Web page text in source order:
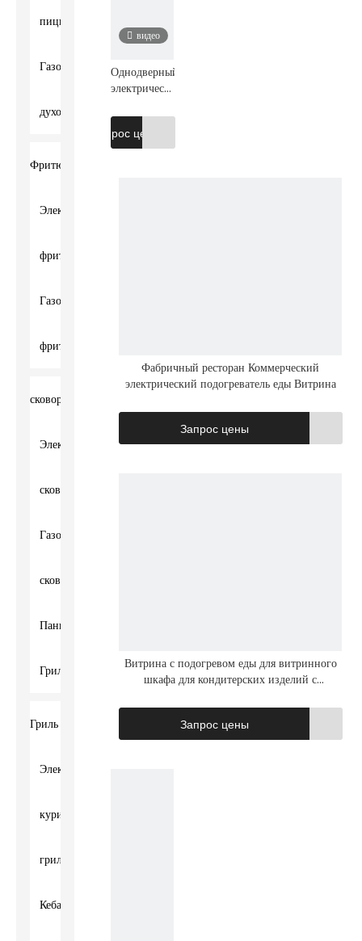
пиццы
Газовая
духовка
Фритюрница
Электрическая
фритюрница
Газовая
фритюрница
сковородка
Электрическая
сковородка
Газовая
сковородка
Панини
Гриль
Гриль
Электрический
куриный
гриль
Кебаб
видео
Однодверный
электрический
подогрева
еды
Запрос цены
Фабричный ресторан Коммерческий
электрический подогреватель еды Витрина
Запрос цены
Витрина с подогревом еды для витринного
шкафа для кондитерских изделий с
Запрос цены